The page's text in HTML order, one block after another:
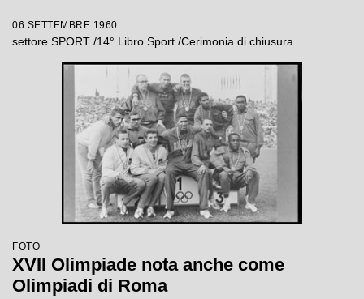
06 SETTEMBRE 1960
settore SPORT /14° Libro Sport /Cerimonia di chiusura
FOTO
XVII Olimpiade nota anche come
Olimpiadi di Roma